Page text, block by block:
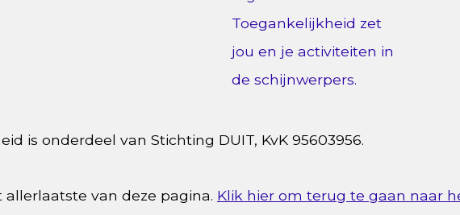
is onderdeel van Stichting DUIT, KvK 95603956.
van deze pagina. Klik hier om terug te gaan naar